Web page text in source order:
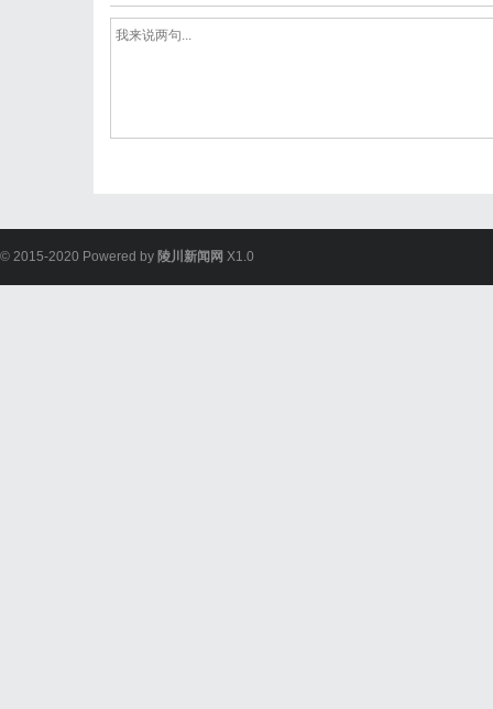
© 2015-2020 Powered by 陵川新闻网 X1.0